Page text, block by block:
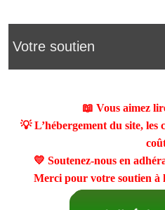
Votre soutien
📖 Vous aimez
💡 L’hébergement du site, les
💛 Soutenez-nous en
Merci pour votre soutien à